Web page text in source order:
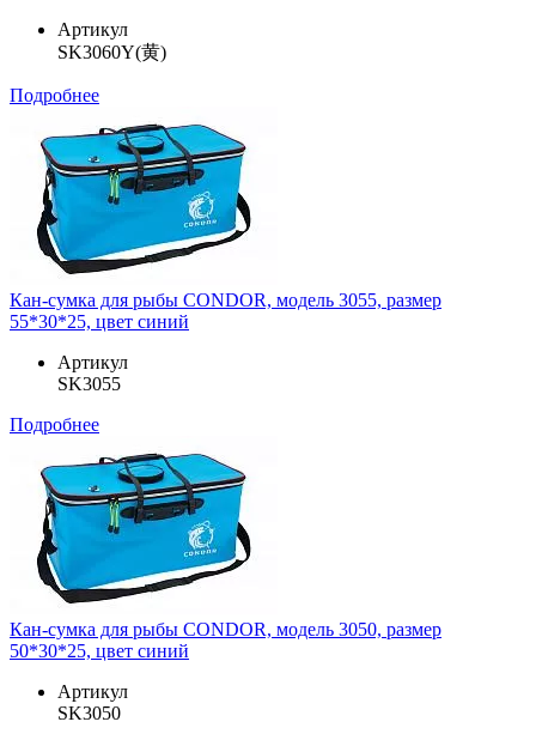
Артикул
SK3060Y(黄)
Подробнее
Кан-сумка для рыбы CONDOR, модель 3055, размер
55*30*25, цвет синий
Артикул
SK3055
Подробнее
Кан-сумка для рыбы CONDOR, модель 3050, размер
50*30*25, цвет синий
Артикул
SK3050